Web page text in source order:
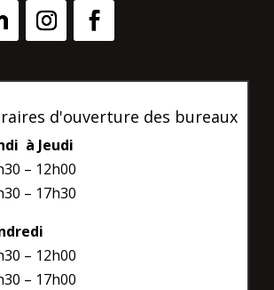
d'ouverture des bureaux
à Jeudi
– 12h00
– 17h30
– 12h00
– 17h00